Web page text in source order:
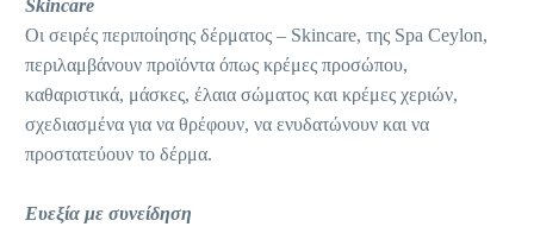
Skincare
Οι σειρές περιποίησης δέρματος – Skincare, της Spa Ceylon,
περιλαμβάνουν προϊόντα όπως κρέμες προσώπου,
καθαριστικά, μάσκες, έλαια σώματος και κρέμες χεριών,
σχεδιασμένα για να θρέφουν, να ενυδατώνουν και να
προστατεύουν το δέρμα.
Ευεξία με συνείδηση